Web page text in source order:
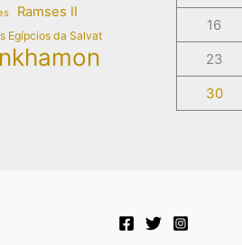
Ramses II
Egípcios da Salvat
16
23
30